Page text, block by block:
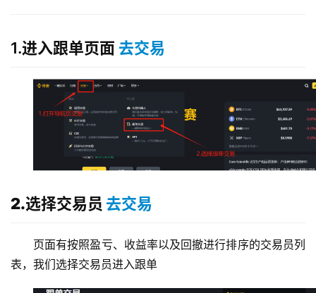
1.进入跟单页面 去交易
2.选择交易员 去交易
页面有按照盈亏、收益率以及回撤进行排序的交易员列
表，我们选择交易员进入跟单